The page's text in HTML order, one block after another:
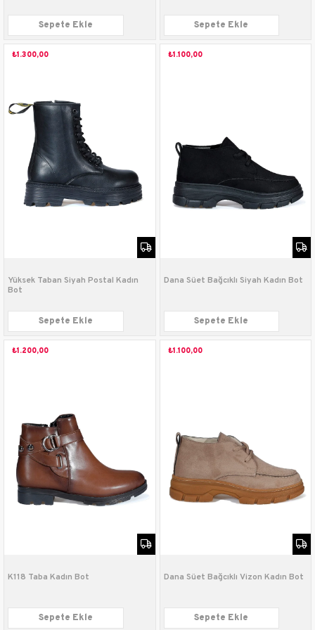
Sepete Ekle Sepete Ekle
Yüksek Taban Siyah Postal Kadın
Bot
₺1.300,00
Sepete Ekle
Dana Süet Bağcıklı Siyah Kadın Bot
₺1.100,00
Sepete Ekle
K118 Taba Kadın Bot
₺1.200,00
Sepete Ekle
Dana Süet Bağcıklı Vizon Kadın Bot
₺1.100,00
Sepete Ekle